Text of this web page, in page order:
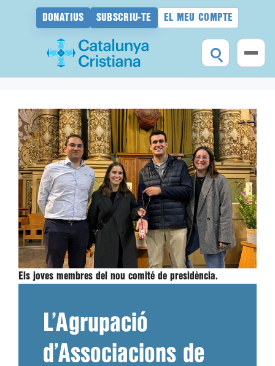
DONATIUS SUBSCRIU-TE EL MEU COMPTE
contingut
Els joves membres del nou comité de presidència.
L’Agrupació
d’Associacions de